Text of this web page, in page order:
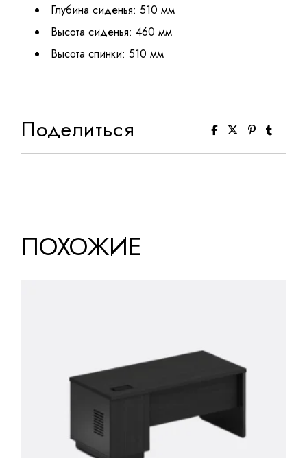
Глубина сиденья: 510 мм
Высота сиденья: 460 мм
Высота спинки: 510 мм
Поделиться
ПОХОЖИЕ